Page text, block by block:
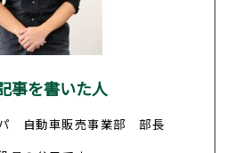
事を書いた人
自動車販売事業部 部長